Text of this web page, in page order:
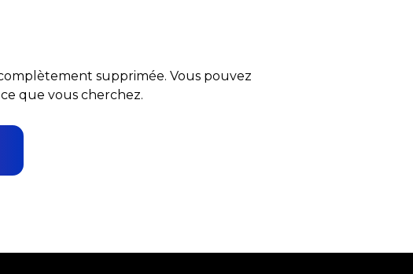
supprimée. Vous pouvez
que vous cherchez.